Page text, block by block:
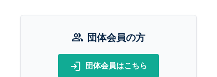
group 団体会員の方
login 団体会員はこちら